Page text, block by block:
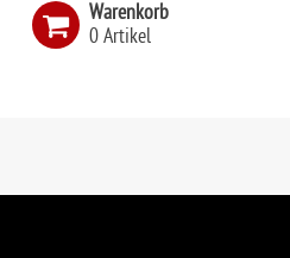
Warenkorb
0 Artikel